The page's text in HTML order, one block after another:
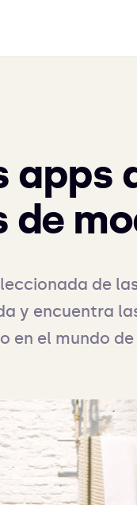
apps
de
y encuentra
en el mundo